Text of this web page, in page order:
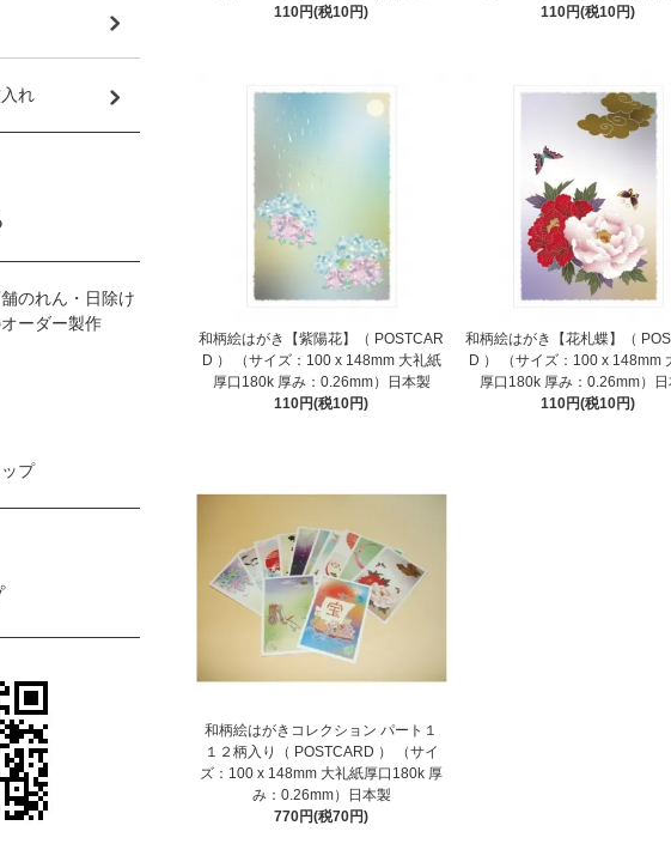
110円(税10円)
110円(税10円)
和柄絵はがき【紫陽花】（ POSTCAR
D ） （サイズ：100 x 148mm 大礼紙
厚口180k 厚み：0.26mm）日本製
110円(税10円)
和柄絵はがき【花札蝶】（
D ） （サイズ：100 x 148mm
厚口180k 厚み：0.26mm）
110円(税10円)
和柄絵はがきコレクション パート１
１２柄入り（ POSTCARD ） （サイ
ズ：100 x 148mm 大礼紙厚口180k 厚
み：0.26mm）日本製
770円(税70円)
れ
のれん・日除け
ーダー製作
プ